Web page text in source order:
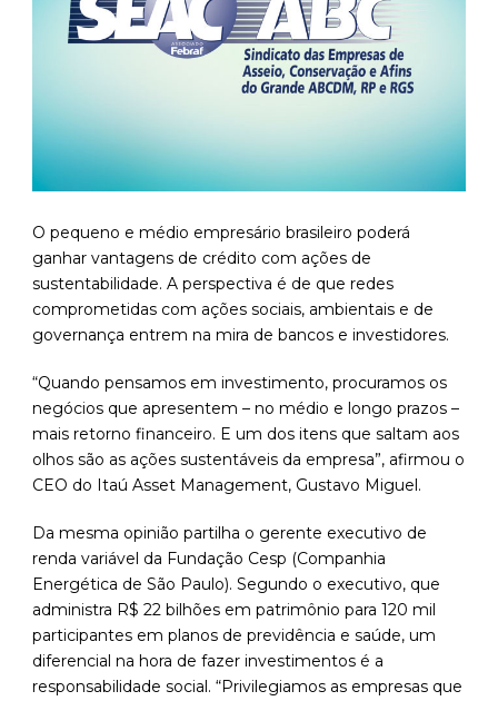
O pequeno e médio empresário brasileiro poderá
ganhar vantagens de crédito com ações de
sustentabilidade. A perspectiva é de que redes
comprometidas com ações sociais, ambientais e de
governança entrem na mira de bancos e investidores.
“Quando pensamos em investimento, procuramos os
negócios que apresentem – no médio e longo prazos –
mais retorno financeiro. E um dos itens que saltam aos
olhos são as ações sustentáveis da empresa”, afirmou o
CEO do Itaú Asset Management, Gustavo Miguel.
Da mesma opinião partilha o gerente executivo de
renda variável da Fundação Cesp (Companhia
Energética de São Paulo). Segundo o executivo, que
administra R$ 22 bilhões em patrimônio para 120 mil
participantes em planos de previdência e saúde, um
diferencial na hora de fazer investimentos é a
responsabilidade social. “Privilegiamos as empresas que